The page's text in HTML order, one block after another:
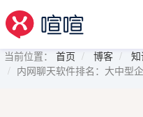
当前位置： 首页 博客
内网聊天软件排名：大中型